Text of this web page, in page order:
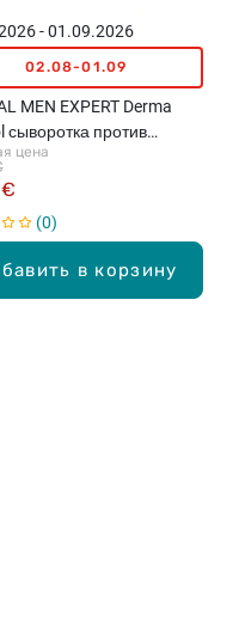
в корзину
- 01.09.2026
02.08-01.09
MEN EXPERT Derma
сыворотка против
кожи, 30мл
цена
0